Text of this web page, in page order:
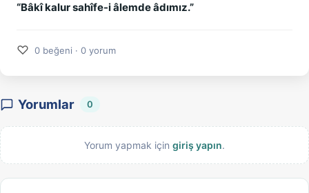
“Bâkî kalur sahîfe-i âlemde âdımız.”
♡ 0 beğeni · 0 yorum
Yorumlar 0
Yorum yapmak için giriş yapın.